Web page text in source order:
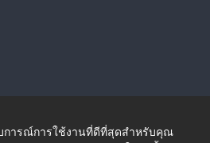
การณ์การใช้งานที่ดีที่สุดสำหรับคุณ